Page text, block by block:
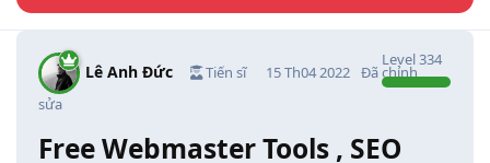
Lê Anh Đức Tiến sĩ
Level334
15 Th04 2022 Đã chỉnh
sửa
Free Webmaster Tools , SEO